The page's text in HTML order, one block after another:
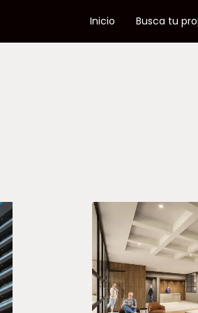
Inicio Busca tu